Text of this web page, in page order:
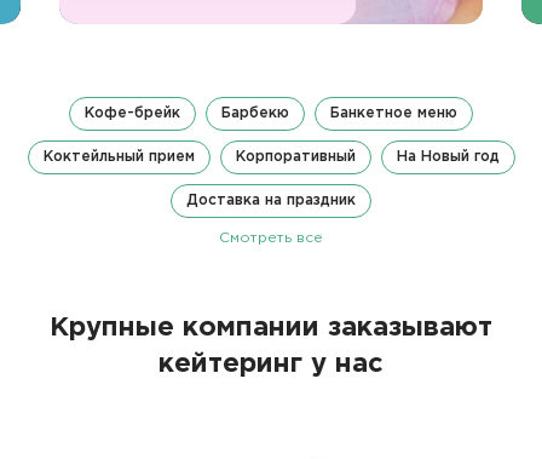
Кофе-брейк Барбекю Банкетное меню
Коктейльный прием Корпоративный На Новый год
Доставка на праздник
Смотреть все
Крупные компании заказывают
кейтеринг у нас